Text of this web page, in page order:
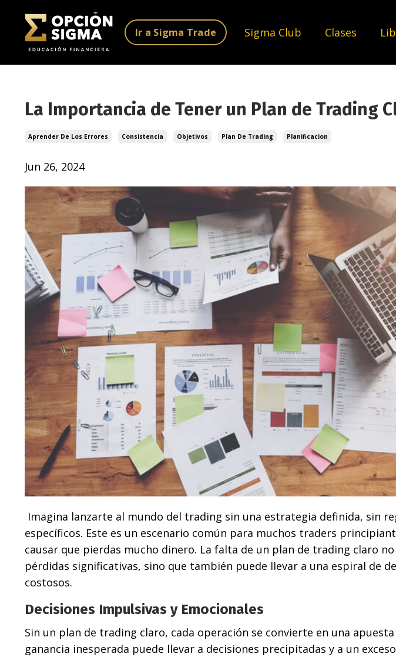
Ir a Sigma Trade Sigma Club Clases
La Importancia de Tener un Plan de Trading
Aprender De Los Errores Consistencia Objetivos Plan De Trading Planificacion
Jun 26, 2024
Imagina lanzarte al mundo del trading sin una estrategia definida, sin
específicos. Este es un escenario común para muchos traders
causar que pierdas mucho dinero. La falta de un plan de trading claro
pérdidas significativas, sino que también puede llevar a una espiral de
costosos.
Decisiones Impulsivas y Emocionales
Sin un plan de trading claro, cada operación se convierte en una
ganancia inesperada puede llevar a decisiones precipitadas y a un